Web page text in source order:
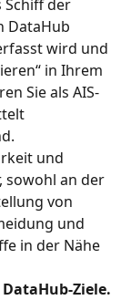
Schiff der
DataHub
wird und
in Ihrem
Sie als AIS-
und
sowohl an der
von
und
in der Nähe
Ziele.